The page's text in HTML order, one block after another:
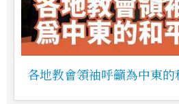
各地教會領袖呼籲為中東的